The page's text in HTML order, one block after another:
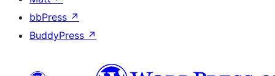
bbPress ↗
BuddyPress ↗